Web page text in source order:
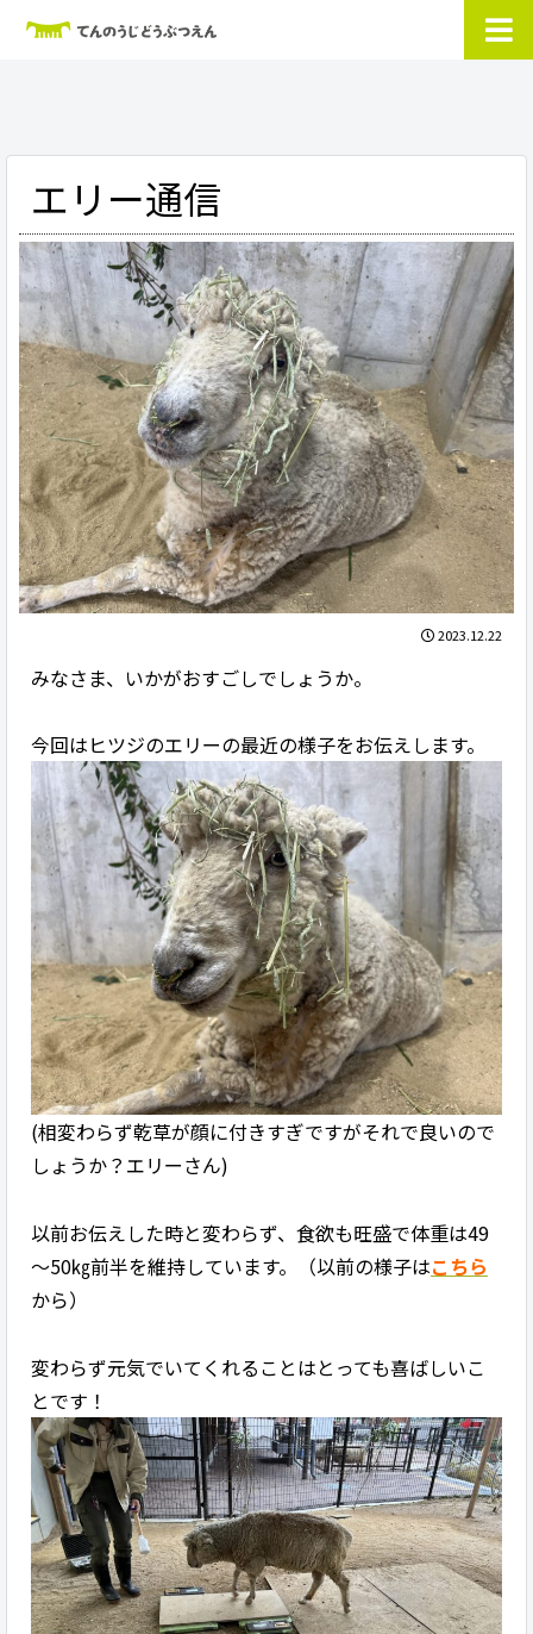
エリー通信
2023.12.22
みなさま、いかがおすごしでしょうか。
今回はヒツジのエリーの最近の様子をお伝えします。
(相変わらず乾草が顔に付きすぎですがそれで良いので
しょうか？エリーさん)
以前お伝えした時と変わらず、食欲も旺盛で体重は49
～50㎏前半を維持しています。（以前の様子はこちら
から）
変わらず元気でいてくれることはとっても喜ばしいこ
とです！